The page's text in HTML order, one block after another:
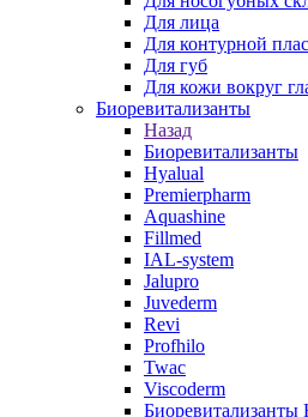
Для лица
Для контурной
Для губ
Для кожи вокруг
Биоревитализанты
Назад
Биоревитализанты
Hyalual
Premierpharm
Aquashine
Fillmed
IAL-system
Jalupro
Juvederm
Revi
Profhilo
Twac
Viscoderm
Биоревитализанты